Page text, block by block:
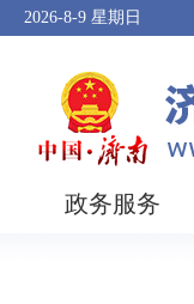
2026-8-9 星期日
政务服务